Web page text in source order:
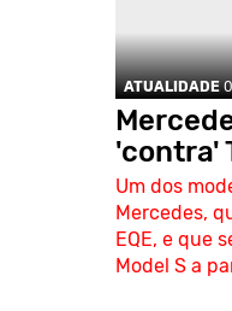
ATUALIDADE
'contra'
Um dos
Mercedes,
EQE, e que
Model S a